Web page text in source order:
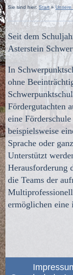
Sie sind hier:Start»Unsere
Seit dem
Asterstein
In
ohne
Fördergutachten
eine
beispielsweise
Sprache oder
Unterstützt
Herausforderung
die Teams der
ermöglichen